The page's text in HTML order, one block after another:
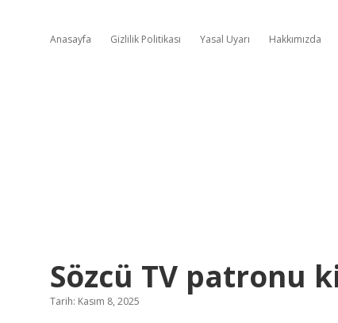
Anasayfa Gizlilik Politikası Yasal Uyarı Hakkımızda
Sözcü TV patronu
Tarih: Kasım 8, 2025